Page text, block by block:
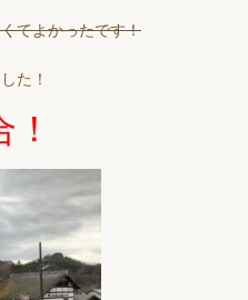
てよかったです！
た！